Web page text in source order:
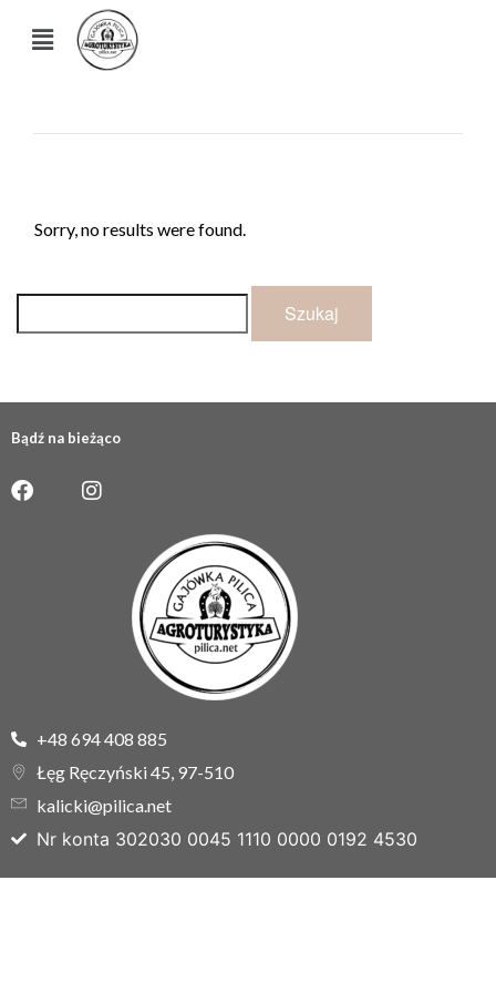
Sorry, no results were found.
Bądź na bieżąco
+48 694 408 885
Łęg Ręczyński 45, 97-510
kalicki@pilica.net
Nr konta 302030 0045 1110 0000 0192 4530